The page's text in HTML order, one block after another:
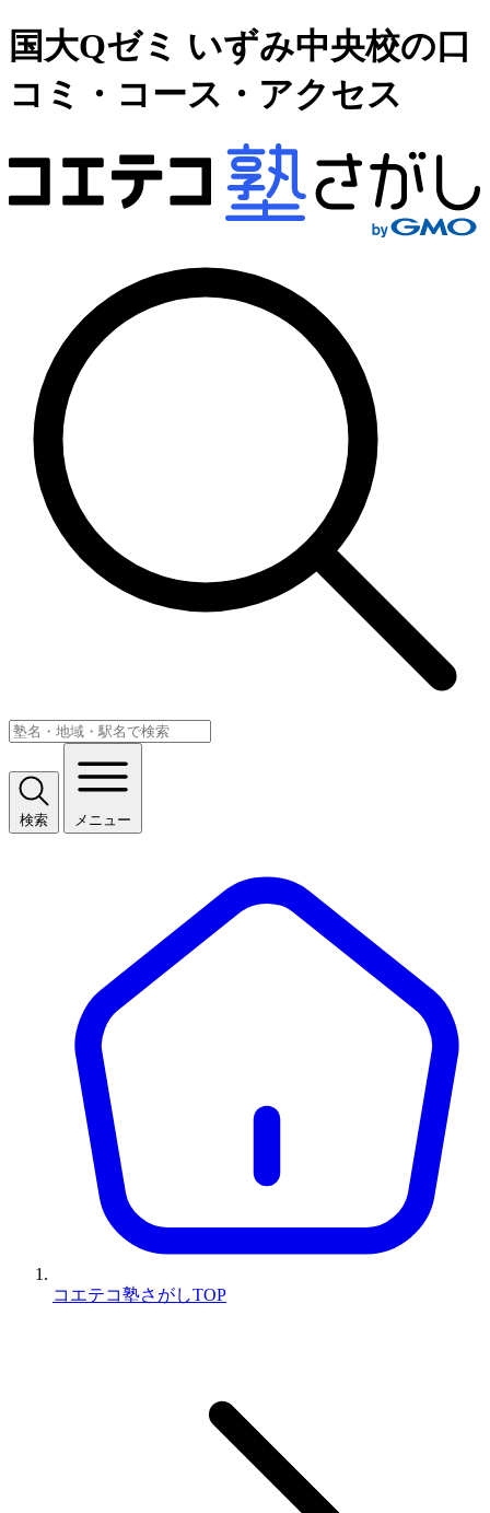
国大Qゼミ いずみ中央校の口
コミ・コース・アクセス
検索 メニュー
コエテコ塾さがしTOP